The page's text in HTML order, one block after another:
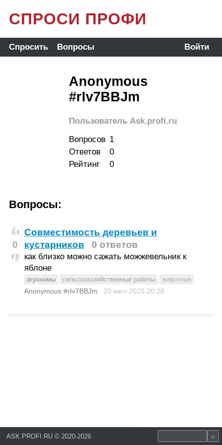
СПРОСИ ПРОФИ
Спросить Вопросы Войти
Anonymous
#rIv7BBJm
Пользователь Ask.profi.ru
Вопросов 1
Ответов
0
Рейтинг
0
Вопросы:
👍
0
👎
Совместимость деревьев и
кустарников
0 ответов
как близко можно сажать можжевельник к
яблоне
агрономы сельскохозяйственные работы животные
Anonymous #rIv7BBJm 20 июл 2025 20:26
ASK.PROFI.RU © 2020-2026